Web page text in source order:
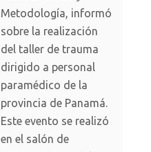
Metodología, informó
sobre la realización
del taller de trauma
dirigido a personal
paramédico de la
provincia de Panamá.
Este evento se realizó
en el salón de